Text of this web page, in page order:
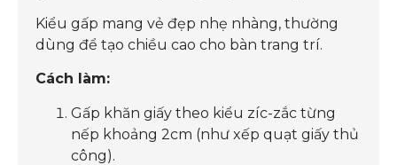
Kiểu gấp mang vẻ đẹp nhẹ nhàng, thường
dùng để tạo chiều cao cho bàn trang trí.
Cách làm:
Gấp khăn giấy theo kiểu zíc-zắc từng
nếp khoảng 2cm (như xếp quạt giấy thủ
công).